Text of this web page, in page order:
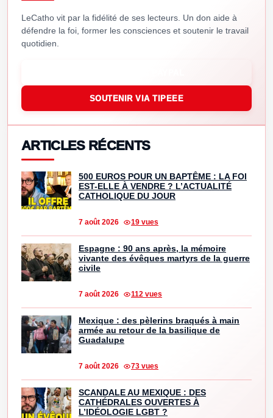
LeCatho vit par la fidélité de ses lecteurs. Un don aide à
défendre la foi, former les consciences et soutenir le travail
quotidien.
SOUTENIR VIA TIPEEE
ARTICLES RÉCENTS
500 EUROS POUR UN BAPTÊME : LA FOI
EST-ELLE À VENDRE ? L’ACTUALITÉ
CATHOLIQUE DU JOUR
7 août 2026 19 vues
Espagne : 90 ans après, la mémoire
vivante des évêques martyrs de la guerre
civile
7 août 2026 112 vues
Mexique : des pèlerins braqués à main
armée au retour de la basilique de
Guadalupe
7 août 2026 73 vues
SCANDALE AU MEXIQUE : DES
CATHÉDRALES OUVERTES À
L’IDÉOLOGIE LGBT ?